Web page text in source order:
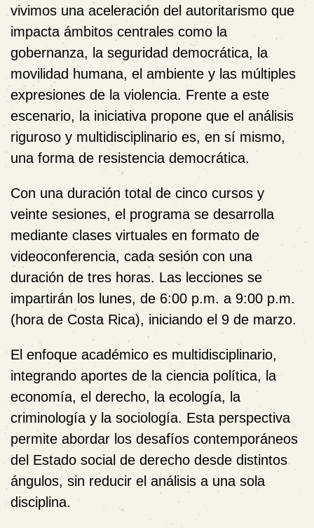
vivimos una aceleración del autoritarismo que
impacta ámbitos centrales como la
gobernanza, la seguridad democrática, la
movilidad humana, el ambiente y las múltiples
expresiones de la violencia. Frente a este
escenario, la iniciativa propone que el análisis
riguroso y multidisciplinario es, en sí mismo,
una forma de resistencia democrática.
Con una duración total decinco cursos y
veinte sesiones, el programa se desarrolla
mediante clases virtuales en formato de
videoconferencia, cada sesión con una
duración de tres horas. Las lecciones se
impartirán los lunes, de 6:00 p.m. a 9:00 p.m.
(hora de Costa Rica), iniciando el 9 de marzo.
El enfoque académico es multidisciplinario,
integrando aportes de la ciencia política, la
economía, el derecho, la ecología, la
criminología y la sociología. Esta perspectiva
permite abordar los desafíos contemporáneos
del Estado social de derecho desde distintos
ángulos, sin reducir el análisis a una sola
disciplina.